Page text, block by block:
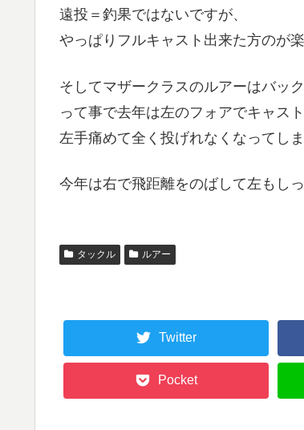
遠投＝釣果ではないですが、
やっぱりフルキャスト出来た方のが楽
そしてマザークラスのルアーはバッ
って事で去年は左のフォアでキャス
左手痛めて全く投げれなくなってしま
今年は右で飛距離をのばして左もし
タックル ルアー
Twitter
Pocket